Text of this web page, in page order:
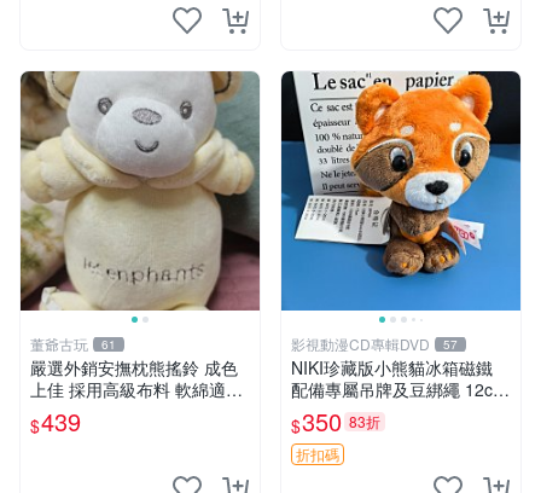
董爺古玩 61
嚴選外銷安撫枕熊搖鈴 成色
上佳 採用高級布料 軟綿適合
收藏 安心選購 安撫枕 熊玩具
搖鈴
$439
影視動漫CD專輯DVD 57
NIKI珍藏版小熊貓冰箱磁鐵
配備專屬吊牌及豆綁繩 12cm
廢品嚴選 好評推薦 小熊貓冰
箱貼 磁鐵掛件 冰箱飾品
$350 83折
折扣碼